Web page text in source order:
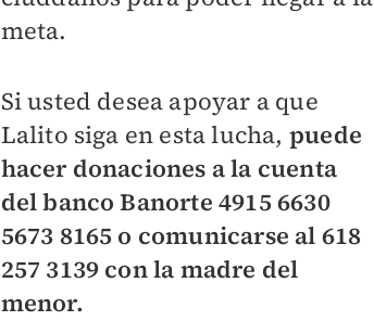
meta.
Si usted desea apoyar a que
Lalito siga en esta lucha, puede
hacer donaciones a la cuenta
del banco Banorte 4915 6630
5673 8165 o comunicarse al 618
257 3139 con la madre del
menor.